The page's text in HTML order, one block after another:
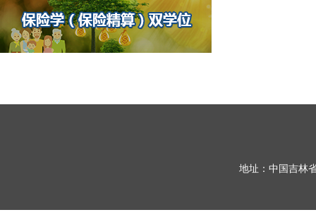
地址：中国吉林